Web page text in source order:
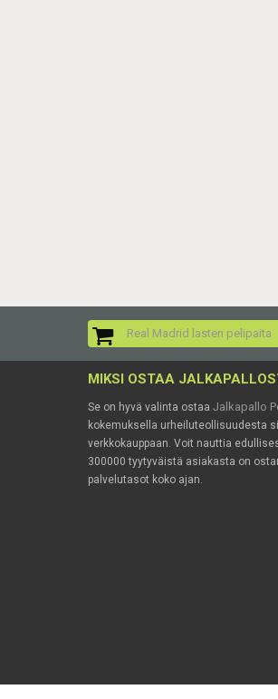
Real Madrid lasten pelipaita
MIKSI OSTAA
Se on hyvä valinta ostaa Jalkapallo
kokemuksella urheiluteollisuudesta
verkkokauppaan. Voit nauttia
300000 tyytyväistä asiakasta on
palvelutasot koko ajan.